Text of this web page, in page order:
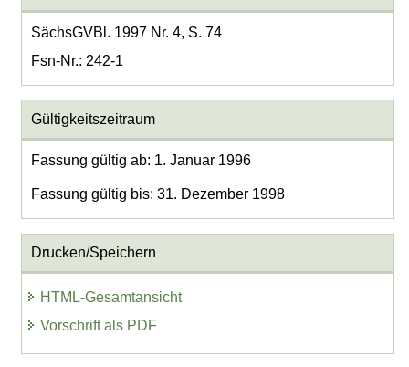
SächsGVBl. 1997 Nr. 4, S. 74
Fsn-Nr.: 242-1
Gültigkeitszeitraum
Fassung gültig ab: 1. Januar 1996
Fassung gültig bis: 31. Dezember 1998
Drucken/Speichern
HTML-Gesamtansicht
Vorschrift als PDF